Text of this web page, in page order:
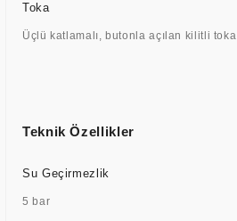
Toka
Üçlü katlamalı, butonla açılan kilitli toka
Teknik Özellikler
Su Geçirmezlik
5 bar